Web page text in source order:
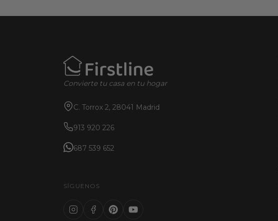
Convierte tu casa en tu hogar
C. Torrox 2, 28041 Madrid
913 920 226
687 539 652
SÍGUENOS